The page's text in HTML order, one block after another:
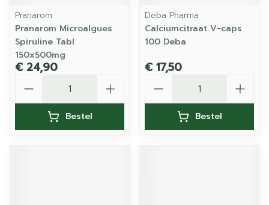
Pranarom
Pranarom Microalgues
Spiruline Tabl
150x500mg
€ 24,90
Bestel
Deba Pharma
Calciumcitraat V-caps
100 Deba
€ 17,50
Bestel